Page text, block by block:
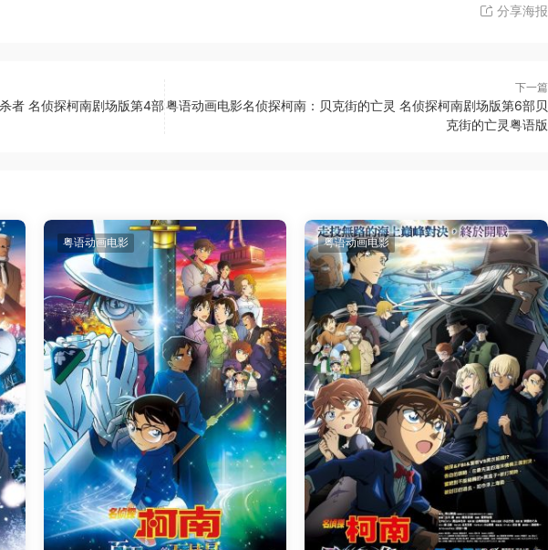
分享海报
者 名侦探柯南剧场版第4部
下一篇
粤语动画电影名侦探柯南：贝克街的亡灵 名侦探柯南剧场版第6部贝
克街的亡灵粤语版
粤语动画电影 粤语动画电影